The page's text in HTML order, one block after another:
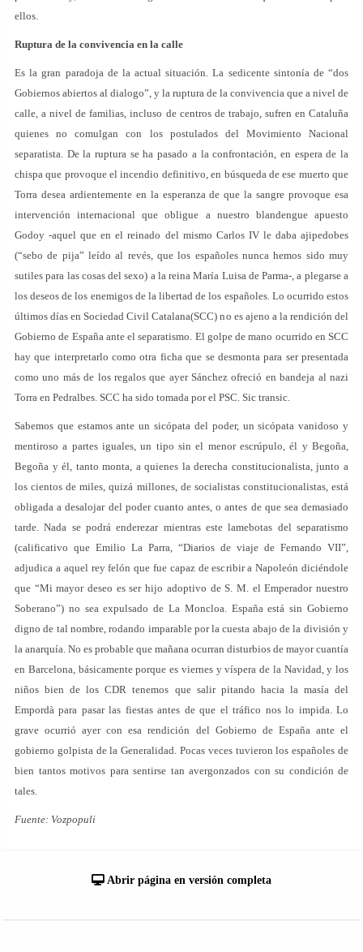
ellos.
Ruptura de la convivencia en la calle
Es la gran paradoja de la actual situación. La sedicente sintonía de “dos
Gobiernos abiertos al dialogo”, y la ruptura de la convivencia que a nivel de
calle, a nivel de familias, incluso de centros de trabajo, sufren en Cataluña
quienes no comulgan con los postulados del Movimiento Nacional
separatista. De la ruptura se ha pasado a la confrontación, en espera de la
chispa que provoque el incendio definitivo, en búsqueda de ese muerto que
Torra desea ardientemente en la esperanza de que la sangre provoque esa
intervención internacional que obligue a nuestro blandengue apuesto
Godoy -aquel que en el reinado del mismo Carlos IV le daba ajipedobes
(“sebo de pija” leído al revés, que los españoles nunca hemos sido muy
sutiles para las cosas del sexo) a la reina María Luisa de Parma-, a plegarse a
los deseos de los enemigos de la libertad de los españoles. Lo ocurrido estos
últimos días en Sociedad Civil Catalana(SCC) no es ajeno a la rendición del
Gobierno de España ante el separatismo. El golpe de mano ocurrido en SCC
hay que interpretarlo como otra ficha que se desmonta para ser presentada
como uno más de los regalos que ayer Sánchez ofreció en bandeja al nazi
Torra en Pedralbes. SCC ha sido tomada por el PSC. Sic transic.
Sabemos que estamos ante un sicópata del poder, un sicópata vanidoso y
mentiroso a partes iguales, un tipo sin el menor escrúpulo, él y Begoña,
Begoña y él, tanto monta, a quienes la derecha constitucionalista, junto a
los cientos de miles, quizá millones, de socialistas constitucionalistas, está
obligada a desalojar del poder cuanto antes, o antes de que sea demasiado
tarde. Nada se podrá enderezar mientras este lamebotas del separatismo
(calificativo que Emilio La Parra, “Diarios de viaje de Fernando VII”,
adjudica a aquel rey felón que fue capaz de escribir a Napoleón diciéndole
que “Mi mayor deseo es ser hijo adoptivo de S. M. el Emperador nuestro
Soberano”) no sea expulsado de La Moncloa. España está sin Gobierno
digno de tal nombre, rodando imparable por la cuesta abajo de la división y
la anarquía. No es probable que mañana ocurran disturbios de mayor cuantía
en Barcelona, básicamente porque es viernes y víspera de la Navidad, y los
niños bien de los CDR tenemos que salir pitando hacia la masía del
Empordà para pasar las fiestas antes de que el tráfico nos lo impida. Lo
grave ocurrió ayer con esa rendición del Gobierno de España ante el
gobierno golpista de la Generalidad. Pocas veces tuvieron los españoles de
bien tantos motivos para sentirse tan avergonzados con su condición de
tales.
Fuente: Vozpopuli
Abrir página en versión completa